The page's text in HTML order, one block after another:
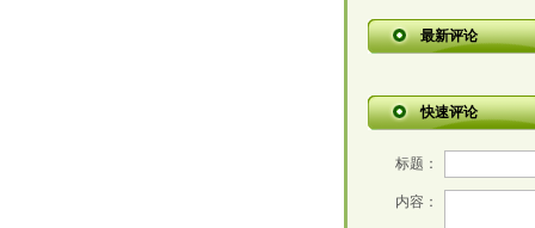
最新评论
快速评论
标题：
内容：